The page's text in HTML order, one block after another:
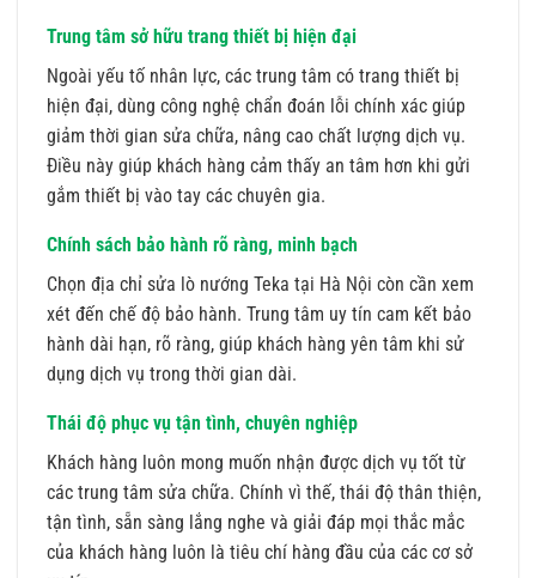
Trung tâm sở hữu trang thiết bị hiện đại
Ngoài yếu tố nhân lực, các trung tâm có trang thiết bị
hiện đại, dùng công nghệ chẩn đoán lỗi chính xác giúp
giảm thời gian sửa chữa, nâng cao chất lượng dịch vụ.
Điều này giúp khách hàng cảm thấy an tâm hơn khi gửi
gắm thiết bị vào tay các chuyên gia.
Chính sách bảo hành rõ ràng, minh bạch
Chọn địa chỉ sửa lò nướng Teka tại Hà Nội còn cần xem
xét đến chế độ bảo hành. Trung tâm uy tín cam kết bảo
hành dài hạn, rõ ràng, giúp khách hàng yên tâm khi sử
dụng dịch vụ trong thời gian dài.
Thái độ phục vụ tận tình, chuyên nghiệp
Khách hàng luôn mong muốn nhận được dịch vụ tốt từ
các trung tâm sửa chữa. Chính vì thế, thái độ thân thiện,
tận tình, sẵn sàng lắng nghe và giải đáp mọi thắc mắc
của khách hàng luôn là tiêu chí hàng đầu của các cơ sở